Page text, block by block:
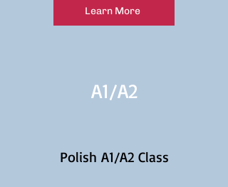
Learn More
A1/A2
Polish A1/A2 Class